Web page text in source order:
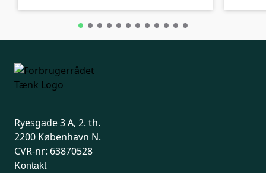
Ryesgade 3 A, 2. th.
2200 København N.
CVR-nr: 63870528
Kontakt